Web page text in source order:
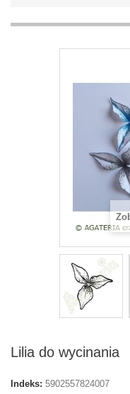
Lilia do wycinania
Indeks: 5902557824007